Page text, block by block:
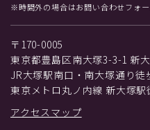
※時間外の場合はお問い合わせフォー
〒170-0005
東京都豊島区南大塚3-3-1 新
JR大塚駅南口・南大塚通り徒
東京メトロ丸ノ内線 新大塚駅
アクセスマップ